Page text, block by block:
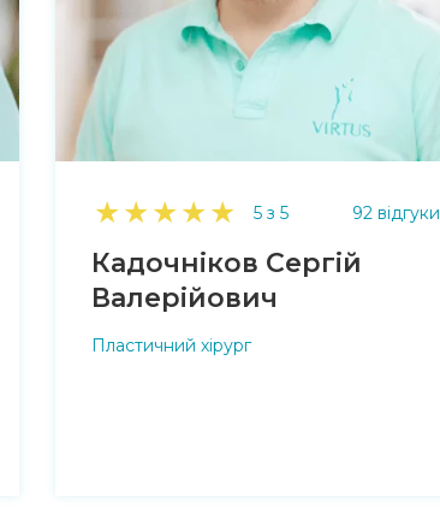
★★★★★ 5 з 5 92 відгуки
Кадочніков Сергій
Валерійович
Пластичний хірург